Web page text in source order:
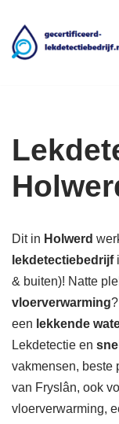
Ga
Dit in Holwerd
lekdetectiebedrijf
& buiten)! Natte
vloerverwarming
een lekkende
Lekdetectie en
vakmensen, beste
van Fryslân, ook
vloerverwarming,